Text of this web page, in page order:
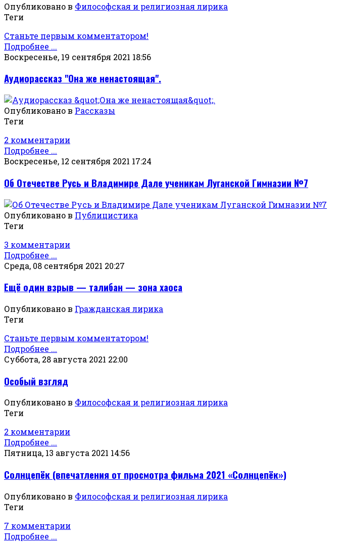
Опубликовано в Философская и религиозная лирика
Теги
Станьте первым комментатором!
Подробнее ...
Воскресенье, 19 сентября 2021 18:56
Аудиорассказ "Она же ненастоящая".
Опубликовано в Рассказы
Теги
2 комментарии
Подробнее ...
Воскресенье, 12 сентября 2021 17:24
Об Отечестве Русь и Владимире Дале ученикам Луганской Гимназии №7
Опубликовано в Публицистика
Теги
3 комментарии
Подробнее ...
Среда, 08 сентября 2021 20:27
Ещё один взрыв — талибан — зона хаоса
Опубликовано в Гражданская лирика
Теги
Станьте первым комментатором!
Подробнее ...
Суббота, 28 августа 2021 22:00
Особый взгляд
Опубликовано в Философская и религиозная лирика
Теги
2 комментарии
Подробнее ...
Пятница, 13 августа 2021 14:56
Солнцепёк (впечатления от просмотра фильма 2021 «Солнцепёк»)
Опубликовано в Философская и религиозная лирика
Теги
7 комментарии
Подробнее ...